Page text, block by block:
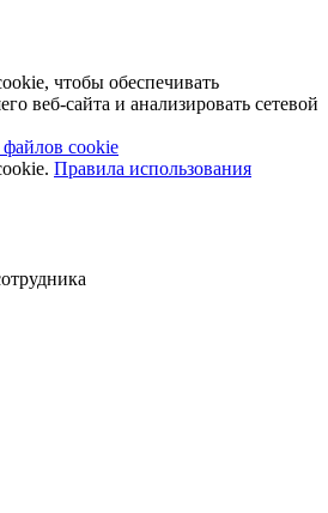
чтобы обеспечивать
веб-сайта и анализировать сетевой
cookie
Правила использования